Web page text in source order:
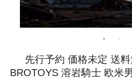
先行予約 価格未定 送
BROTOYS 溶岩騎士 欧米